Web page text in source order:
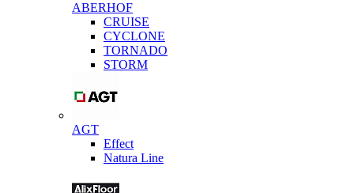
ABERHOF
CRUISE
CYCLONE
TORNADO
STORM
AGT
Effect
Natura Line